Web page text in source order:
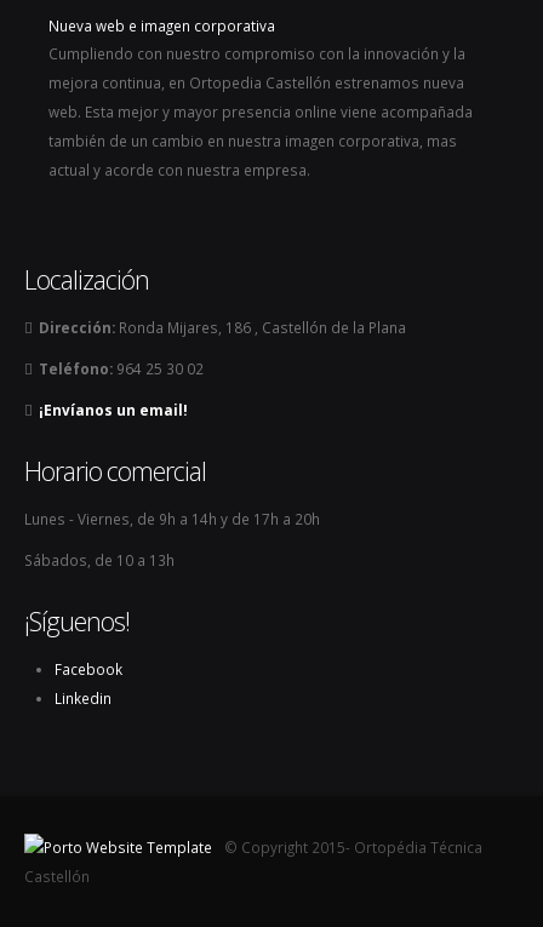
Nueva web e imagen corporativa
Cumpliendo con nuestro compromiso con la innovación y la
mejora continua, en Ortopedia Castellón estrenamos nueva
web. Esta mejor y mayor presencia online viene acompañada
también de un cambio en nuestra imagen corporativa, mas
actual y acorde con nuestra empresa.
Localización
Dirección: Ronda Mijares, 186 , Castellón de la Plana
Teléfono: 964 25 30 02
¡Envíanos un email!
Horario comercial
Lunes - Viernes, de 9h a 14h y de 17h a 20h
Sábados, de 10 a 13h
¡Síguenos!
Facebook
Linkedin
© Copyright 2015- Ortopédia Técnica
Castellón